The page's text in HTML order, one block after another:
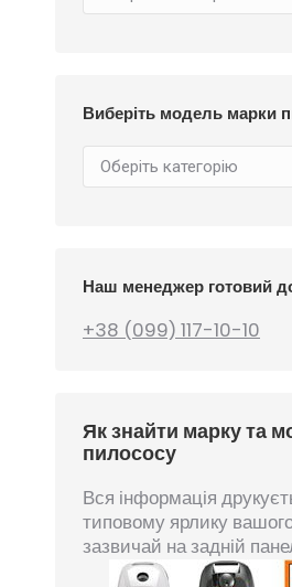
Виберіть модель марки
Наш менеджер готовий
+38 (099) 117-10-10
Як знайти марку та
пилососу
Вся інформація
типовому ярлику
зазвичай на задній